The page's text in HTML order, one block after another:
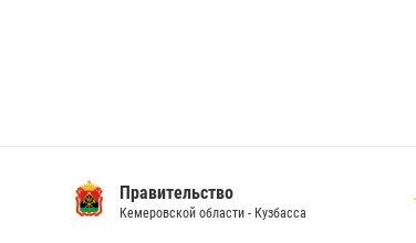
Правительство
Кемеровской области - Кузбасса